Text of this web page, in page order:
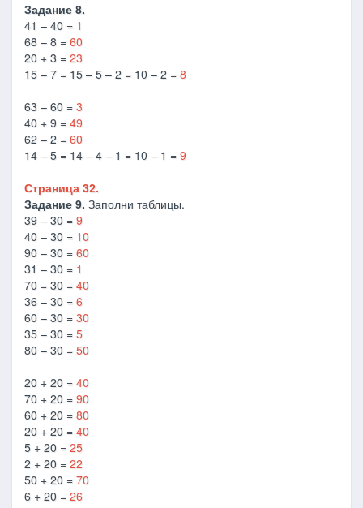
Задание 8.
41 – 40 = 1
68 – 8 = 60
20 + 3 = 23
15 – 7 = 15 – 5 – 2 = 10 – 2 = 8
63 – 60 = 3
40 + 9 = 49
62 – 2 = 60
14 – 5 = 14 – 4 – 1 = 10 – 1 = 9
Страница 32.
Задание 9. Заполни таблицы.
39 – 30 = 9
40 – 30 = 10
90 – 30 = 60
31 – 30 = 1
70 = 30 = 40
36 – 30 = 6
60 – 30 = 30
35 – 30 = 5
80 – 30 = 50
20 + 20 = 40
70 + 20 = 90
60 + 20 = 80
20 + 20 = 40
5 + 20 = 25
2 + 20 = 22
50 + 20 = 70
6 + 20 = 26